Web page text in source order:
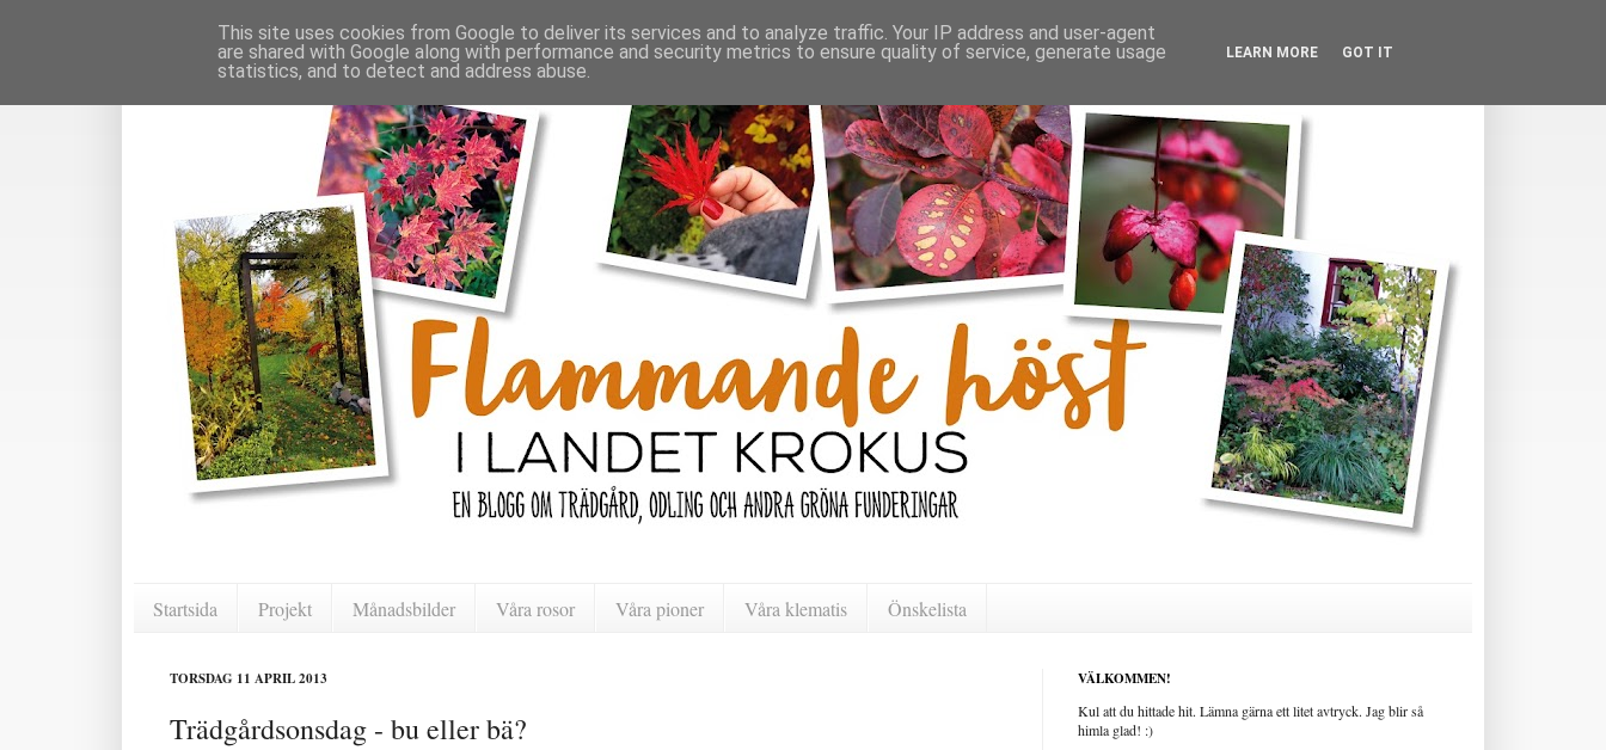
Startsida Projekt Månadsbilder Våra rosor Våra pioner Våra klematis Önskelista
TORSDAG 11 APRIL 2013
Trädgårdsonsdag - bu eller bä?
VÄLKOMMEN!
Kul att du hittade hit. Lämna gärna ett litet avtryck. Jag blir så
himla glad! :)
This site uses cookies from Google to deliver its services and to analyze traffic. Your IP address and user-agent
are shared with Google along with performance and security metrics to ensure quality of service, generate usage
statistics, and to detect and address abuse.
LEARN MORE GOT IT